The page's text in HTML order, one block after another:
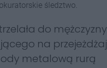
śledztwo.
do mężczyzny
na
metalową rurą